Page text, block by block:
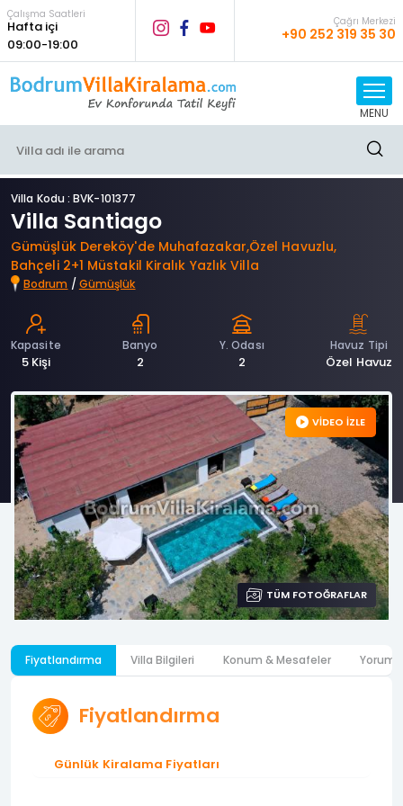
Çalışma Saatleri
Hafta içi
09:00-19:00
Çağrı Merkezi
+90 252 319 35 30
MENU
Villa Kodu : BVK-101377
Villa Santiago
Gümüşlük Dereköy'de Muhafazakar,Özel Havuzlu,
Bahçeli 2+1 Müstakil Kiralık Yazlık Villa
Bodrum / Gümüşlük
Kapasite
5 Kişi
Banyo
2
Y. Odası
2
Havuz Tipi
Özel Havuz
VİDEO İZLE
TÜM FOTOĞRAFLAR
Fiyatlandırma Villa Bilgileri Konum & Mesafeler
Fiyatlandırma
Günlük Kiralama Fiyatları